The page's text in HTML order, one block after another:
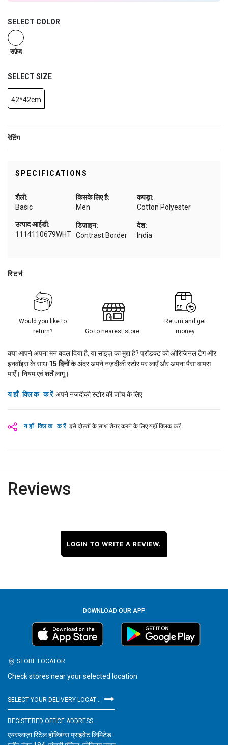
SELECT COLOR
selected
सफ़ेद
SELECT SIZE
42*42cm
रेटिंग
SPECIFICATIONS
शैली:
Basic
किसके लिए है:
Men
कपड़ा:
Cotton Polyester
डिज़ाइन:
Contrast Border
देश:
India
उत्पाद आईडी:
1114110679WHT
यहाँ क्लिक करें इसे दोस्तों के साथ शेयर करने के लिए यहाँ क्लिक करें
रिटर्न
Would you like to
return?
Go to nearest store
Return and get
money
क्या आपने अपना मन बदल दिया है, या साइज़ का मुद्दा है? प्रॉडक्ट को ओरिजिनल टैग और
इनवॉइस के साथ15 दिनोंके अंदर अपने नज़दीकी स्टोर पर लाएँ और अपना पैसा वापस
पाएँ। नियम एवं शर्तें लागू।
यहाँ क्लिक करें अपने नजदीकी स्टोर की जांच के लिए
Reviews
LOGIN TO WRITE A REVIEW.
DOWNLOAD OUR APP
STORE LOCATOR
Check stores near your selected location
REGISTERED OFFICE ADDRESS
एयरप्लाज़ा रिटेल होल्डिंग्स प्राइवेट लिमिटेड